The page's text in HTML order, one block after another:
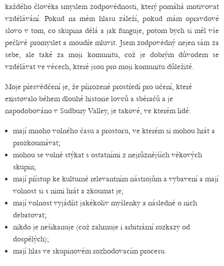
každého člověka smyslem zodpovědnosti, který pomáhá motivovat
vzdělávání. Pokud na mém hlasu záleží, pokud mám opravdové
slovo v tom, co skupina dělá a jak funguje, potom bych si měl vše
pečlivě promyslet a moudře mluvit. Jsem zodpovědný nejen sám za
sebe, ale také za moji komunitu, což je dobrým důvodem se
vzdělávat ve věcech, které jsou pro moji komunitu důležité.
Moje přesvědčení je, že přirozené prostředí pro učení, které
existovalo během dlouhé historie lovců a sběračů a je
napodobováno v Sudbury Valley, je takové, ve kterém lidé:
mají mnoho volného času a prostoru, ve kterém si mohou hrát a
prozkoumávat;
mohou se volně stýkat s ostatními z nejrůznějších věkových
skupin;
mají přístup ke kulturně relevantním nástrojům a vybavení a mají
volnost si s nimi hrát a zkoumat je;
mají volnost vyjádřit jakékoliv myšlenky a následně o nich
debatovat;
nikdo je nešikanuje (což zahrnuje i arbitrární rozkazy od
dospělých);
mají hlas ve skupinovém rozhodovacím procesu.